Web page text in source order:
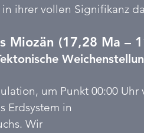
ihrer vollen Signifikanz
Miozän (17,28 Ma –
um Punkt 00:00
Erdsystem in
Wir